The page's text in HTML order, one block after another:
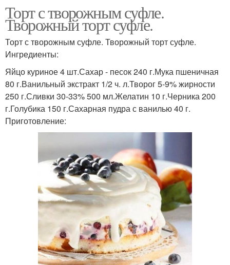
Торт с творожным суфле.
Творожный торт суфле.
Торт с творожным суфле. Творожный торт суфле.
Ингредиенты:
Яйцо куриное 4 шт.Сахар - песок 240 г.Мука пшеничная
80 г.Ванильный экстракт 1/2 ч. л.Творог 5-9% жирности
250 г.Сливки 30-33% 500 мл.Желатин 10 г.Черника 200
г.Голубика 150 г.Сахарная пудра с ванилью 40 г.
Приготовление: